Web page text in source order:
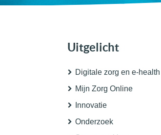
Uitgelicht
Digitale zorg en e-health
Mijn Zorg Online
Innovatie
Onderzoek